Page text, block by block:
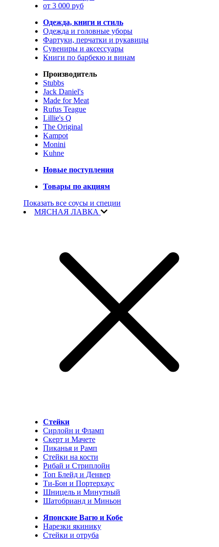
от 3 000 руб
Одежда, книги и стиль
Одежда и головные уборы
Фартуки, перчатки и рукавицы
Сувениры и аксессуары
Книги по барбекю и винам
Производитель
Stubbs
Jack Daniel's
Made for Meat
Rufus Teague
Lillie's Q
The Original
Kampot
Monini
Kuhne
Новые поступления
Товары по акциям
Показать все соусы и специи
МЯСНАЯ ЛАВКА
Стейки
Сирлойн и Фламп
Скерт и Мачете
Пиканья и Рамп
Стейки на кости
Рибай и Стриплойн
Топ Блейд и Денвер
Ти-Бон и Портерхаус
Шницель и Минутный
Шатобрианд и Миньон
Японские Вагю и Кобе
Нарезки якинику
Стейки и отруба